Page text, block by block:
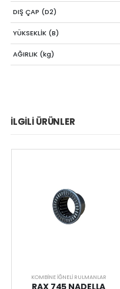
DIŞ ÇAP (D2)
YÜKSEKLİK (B)
AĞIRLIK (kg)
İLGILI ÜRÜNLER
KOMBINE İĞNELI RULMANLAR
RAX 745 NADELLA